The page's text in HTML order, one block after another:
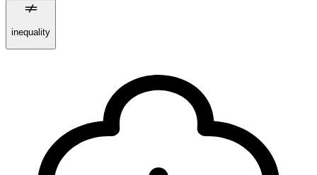
inequality